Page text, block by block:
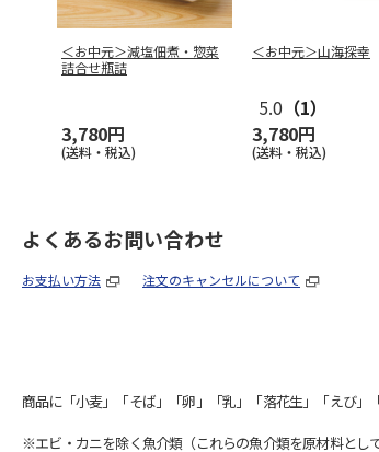
＜お中元＞減塩佃煮・惣菜
詰合せ瓶詰
3,780円
(送料・税込)
＜お中元＞山海探幸
5.0 （1）
3,780円
(送料・税込)
よくあるお問い合わせ
お支払い方法 注文のキャンセルについて
商品に「小麦」「そば」「卵」「乳」「落花生」「えび」
※エビ・カニを除く魚介類（これらの魚介類を原材料とし